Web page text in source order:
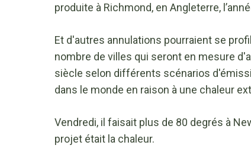
produite à Richmond, en Angleterre,
Et d'autres annulations pourraient se
nombre de villes qui seront en mesure
siècle selon différents scénarios
dans le monde en raison à une chaleur
Vendredi, il faisait plus de 80 degrés à
projet était la chaleur.